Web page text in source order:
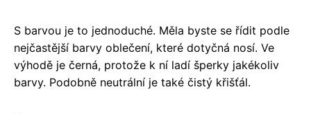
S barvou je to jednoduché. Měla byste se řídit podle
nejčastější barvy oblečení, které dotyčná nosí. Ve
výhodě je černá, protože k ní ladí šperky jakékoliv
barvy. Podobně neutrální je také čistý křišťál.